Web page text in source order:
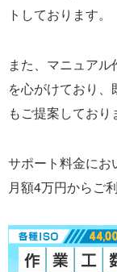
トしております。
また、マニュア
を心がけており
もご提案しており
サポート料金にお
月額4万円からご